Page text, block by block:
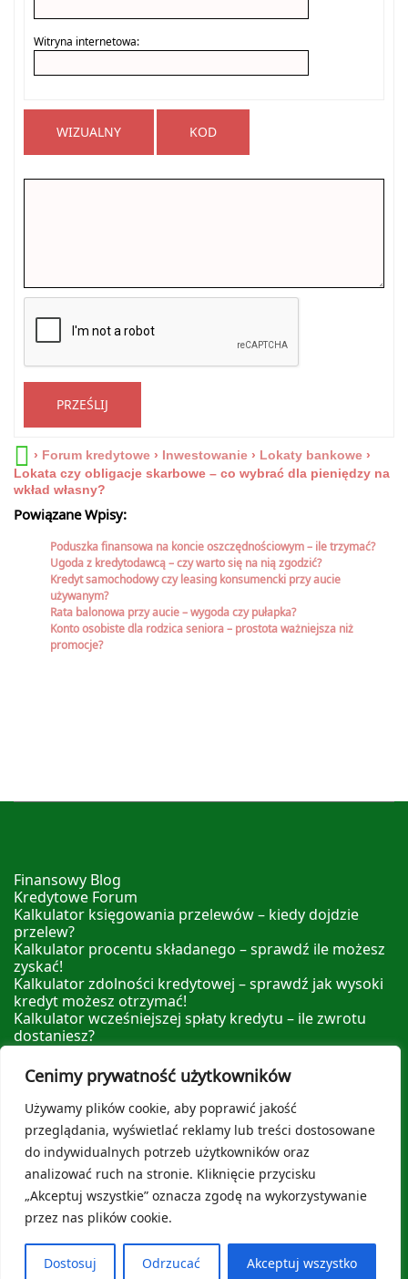
Cenimy prywatność użytkowników
Używamy plików cookie, aby poprawić jakość
przeglądania, wyświetlać reklamy lub treści dostosowane
do indywidualnych potrzeb użytkowników oraz
analizować ruch na stronie. Kliknięcie przycisku
„Akceptuj wszystkie” oznacza zgodę na wykorzystywanie
przez nas plików cookie.
Dostosuj Odrzucać Akceptuj wszystko
Witryna internetowa:
WIZUALNY KOD
PRZEŚLIJ
› Forum kredytowe › Inwestowanie › Lokaty bankowe ›
Lokata czy obligacje skarbowe – co wybrać dla pieniędzy na
wkład własny?
Powiązane Wpisy:
Poduszka finansowa na koncie oszczędnościowym – ile trzymać?
Ugoda z kredytodawcą – czy warto się na nią zgodzić?
Kredyt samochodowy czy leasing konsumencki przy aucie
używanym?
Rata balonowa przy aucie – wygoda czy pułapka?
Konto osobiste dla rodzica seniora – prostota ważniejsza niż
promocje?
Finansowy Blog
Kredytowe Forum
Kalkulator księgowania przelewów – kiedy dojdzie
przelew?
Kalkulator procentu składanego – sprawdź ile możesz
zyskać!
Kalkulator zdolności kredytowej – sprawdź jak wysoki
kredyt możesz otrzymać!
Kalkulator wcześniejszej spłaty kredytu – ile zwrotu
dostaniesz?
Kalkulator nadpłaty kredytu – sprawdź ile możesz
zyskać nadpłacając!
Leksykon Finansowy
Polityka prywatności
O nas
© 2026Kredytowe Forum
Ciebie! Wspierane przezSydney